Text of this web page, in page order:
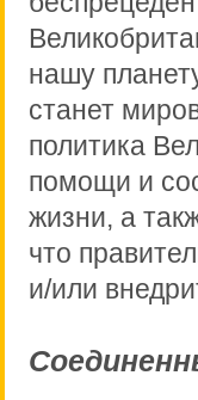
нашу
станет
политика
помощи и
жизни, а
что
и/или